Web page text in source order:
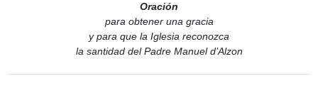
Oración
para obtener una gracia
y para que la Iglesia reconozca
la santidad del Padre Manuel d’Alzon